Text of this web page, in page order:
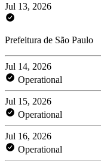
Jul 13, 2026
Prefeitura de São Paulo
Jul 14, 2026
Operational
Jul 15, 2026
Operational
Jul 16, 2026
Operational